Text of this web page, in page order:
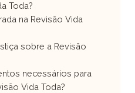
Toda?
na Revisão Vida
sobre a Revisão
necessários para
Vida Toda?